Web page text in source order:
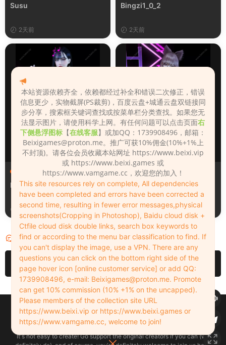
Susu
2天前
Bingzi1_0_2
2天前
人物（Looks）
Monica_2_2_2
2天前
人物（Looks）
Lizhen2025
3天前
评论 0
请先登录
Copyleft © 2022-2026 beixi.vip - All Rights Freedom！
创作不易！有能力的同学可以去支持一下原创作者（我们绝对支持），当然
了，您加入这里我们也绝对欢迎！
It's not easy to create! Go support the original creators if you can (we
本站资源依赖齐全，依赖都经过补全和错误二次修正，错误
信息更少，实物截屏(PS裁剪)，百度云盘+城通云盘双链接同
步分享，搜索框关键词查找或按菜单栏分类查找。如果您无
法显示图片，请使用科学上网。有任何问题可以点击页面右
下侧悬浮图标 【在线客服】或加QQ：1739908496，邮箱：
Beixigames@proton.me。推广可获10%佣金(10%+1%上
不封顶)。请各位会员收藏本站网址 https://www.beixi.vip
或 https://www.beixi.games 或
https://www.vamgame.cc，欢迎您的加入！
This site resources rely on complete, All dependencies
have been completed and errors have been corrected a
second time, resulting in fewer error messages,physical
screenshots(Cropping in Photoshop), Baidu cloud disk +
Ctfile cloud disk double links, search box keywords to
find or according to the menu bar classification to find. If
you can't display the image, use a VPN. There are any
questions you can click on the bottom right side of the
page hover icon [online customer service] or add QQ:
1739908496, e-mail: Beixigames@proton.me. Promote
can get 10% commission (10% +1% on the uncapped).
Please members of the collection site URL
https://www.beixi.vip or https://www.beixi.games or
https://www.vamgame.cc, welcome to join!